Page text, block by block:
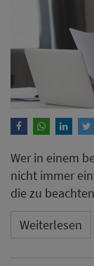
Wer in einem
nicht immer
die zu
Weiterlesen